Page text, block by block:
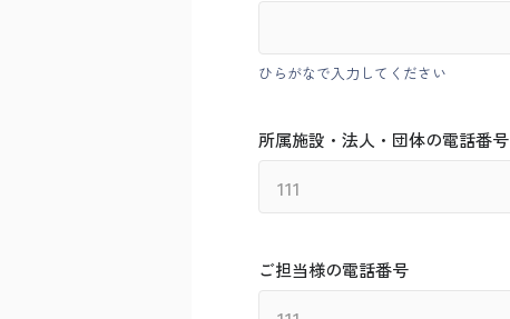
ひらがなで入力してください
所属施設・法人・団体の電話番号
ご担当様の電話番号